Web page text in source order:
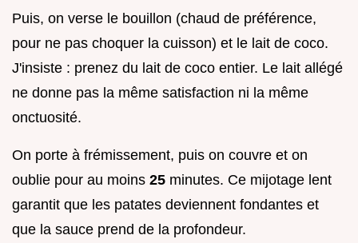
Puis, on verse le bouillon (chaud de préférence,
pour ne pas choquer la cuisson) et le lait de coco.
J'insiste : prenez du lait de coco entier. Le lait allégé
ne donne pas la même satisfaction ni la même
onctuosité.
On porte à frémissement, puis on couvre et on
oublie pour au moins 25 minutes. Ce mijotage lent
garantit que les patates deviennent fondantes et
que la sauce prend de la profondeur.